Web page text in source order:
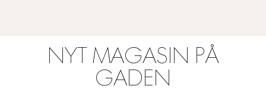
NYT MAGASIN PÅ
GADEN